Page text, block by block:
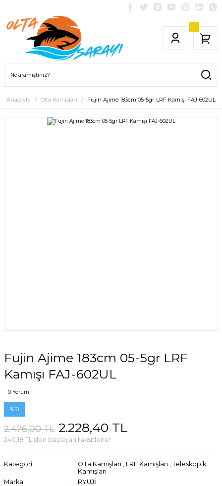
Anasayfa Olta Kamışları Fujin Ajime 183cm 05-5gr LRF Kamışı FAJ-602UL
Fujin Ajime 183cm 05-5gr LRF
Kamışı FAJ-602UL
0 Yorum
%10
2.476,00 TL 2.228,40 TL
240,18 TL den başlayan taksitlerle!
Kategori Olta Kamışları , LRF Kamışları , Teleskopik
Kamışları
Marka
RYUJİ